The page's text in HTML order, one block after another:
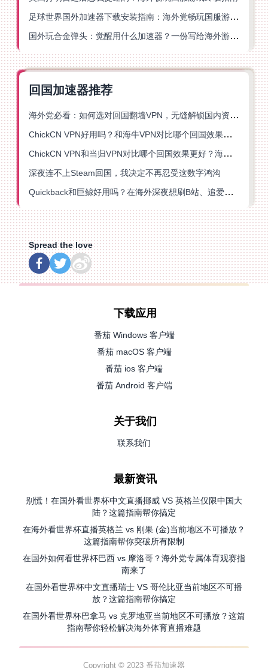
足球世界国外加速器下载安装指南：海外党畅玩国服游戏的终极解决方案
国外玩合金弹头：觉醒用什么加速器？一份写给海外游子的畅玩指南
回国加速器推荐
海外党必看：如何选对回国翻墙VPN，无缝解锁国内资源？
ChickCN VPN好用吗？和海牛VPN对比哪个回国效果更好？
ChickCN VPN和当归VPN对比哪个回国效果更好？海外党亲测后选了它
深夜连不上Steam回国，我决定不再忍受这数字鸿沟
Quickback和巨鲸好用吗？在海外深夜想刷B站、追爱奇艺的你，或许正需要这份答案
Spread the love
下载应用
番茄 Windows 客户端
番茄 macOS 客户端
番茄 ios 客户端
番茄 Android 客户端
关于我们
联系我们
最新资讯
别慌！在国外看世界杯中文直播挪威 VS 英格兰仅限中国大
陆？这篇指南帮你搞定
在海外看世界杯直播英格兰 vs 刚果 (金)当前地区不可播放？
这篇指南帮你突破所有限制
在国外如何看世界杯巴西 vs 摩洛哥？海外党专属体育观赛指
南来了
在国外看世界杯中文直播瑞士 VS 哥伦比亚当前地区不可播
放？这篇指南帮你搞定
在国外看世界杯巴拿马 vs 克罗地亚当前地区不可播放？这篇
指南帮你轻松解决海外体育直播难题
Copyright © 2023 番茄加速器